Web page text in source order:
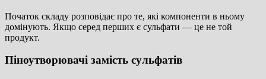
Початок складу розповідає про те, які компоненти в ньому
домінують. Якщо серед перших є сульфати — це не той
продукт.
Піноутворювачі замість сульфатів